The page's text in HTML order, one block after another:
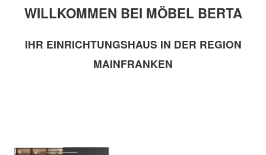
WILLKOMMEN BEI MÖBEL BERTA
IHR EINRICHTUNGSHAUS IN DER REGION
MAINFRANKEN